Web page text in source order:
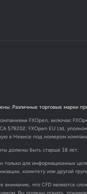
Различные торговые марки
FXOpen, включая:
579202; FXOpen EU Ltd,
в Невисе под номером
должны быть старше 18 лет.
только для информационных
комитету или другой
внимание, что CFD являются